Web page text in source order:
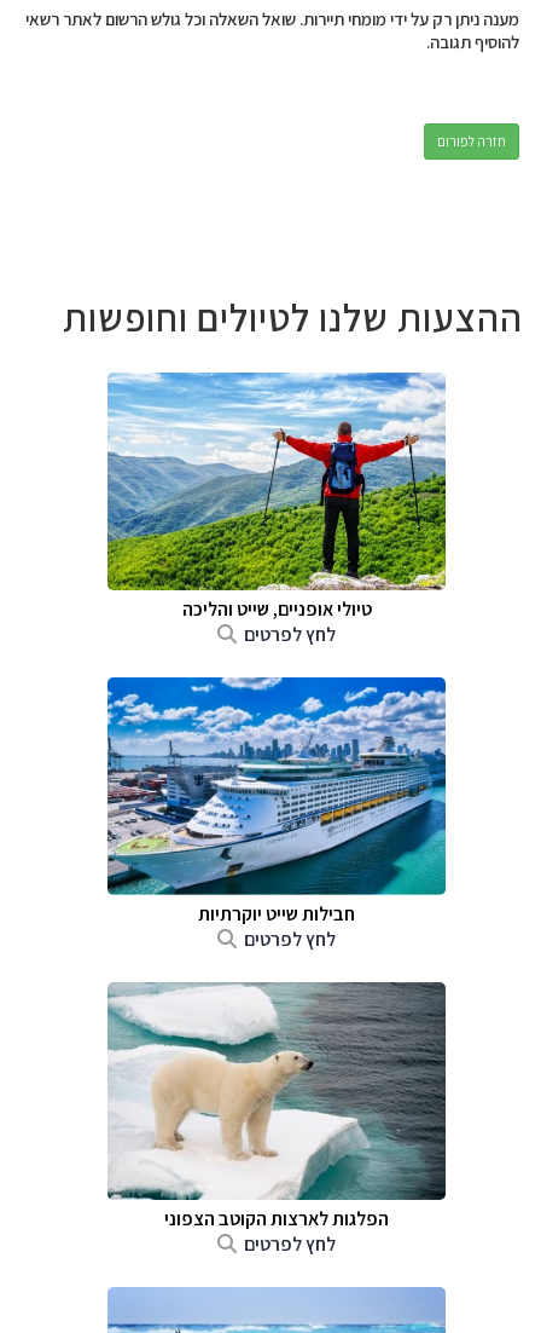
מענה ניתן רק על ידי מומחי תיירות. שואל השאלה וכל גולש הרשום לאתר רשאי
להוסיף תגובה.
חזרה לפורום
ההצעות שלנו לטיולים וחופשות
טיולי אופניים, שייט והליכה
לחץ לפרטים
חבילות שייט יוקרתיות
לחץ לפרטים
הפלגות לארצות הקוטב הצפוני
לחץ לפרטים